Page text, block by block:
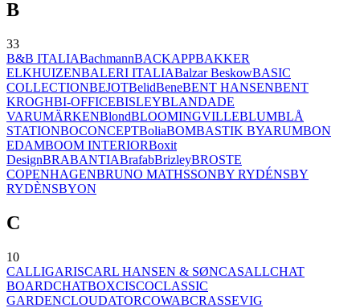
B
33
B&B ITALIABachmannBACKAPPBAKKER
ELKHUIZENBALERI ITALIABalzar BeskowBASIC
COLLECTIONBEJOTBelidBeneBENT HANSENBENT
KROGHBI-OFFICEBISLEYBLANDADE
VARUMÄRKENBlondBLOOMINGVILLEBLUMBLÅ
STATIONBOCONCEPTBoliaBOMBASTIK BYARUMBON
EDAMBOOM INTERIORBoxit
DesignBRABANTIABrafabBrizleyBROSTE
COPENHAGENBRUNO MATHSSONBY RYDÉNSBY
RYDÈNSBYON
C
10
CALLIGARISCARL HANSEN & SØNCASALLCHAT
BOARDCHATBOXCISCOCLASSIC
GARDENCLOUDATORCOWABCRASSEVIG